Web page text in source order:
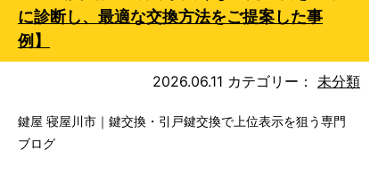
に診断し、最適な交換方法をご提案した事
例】
2026.06.11 カテゴリー： 未分類
鍵屋 寝屋川市｜鍵交換・引戸鍵交換で上位表示を狙う専門
ブログ